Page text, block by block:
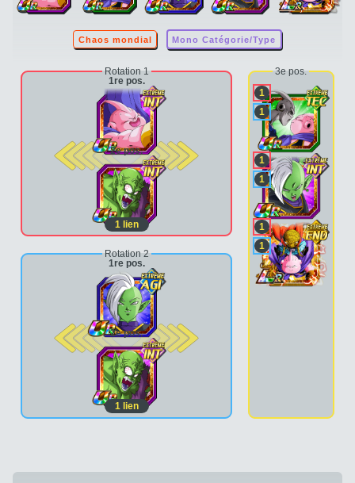
Chaos mondial Mono Catégorie/Type
Rotation 1
1re pos.
2e pos.
1 lien
Rotation 2
1re pos.
2e pos.
1lien
3e pos.
1
1
1
1
1
1